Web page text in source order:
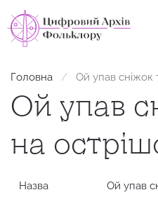
Головна Ой упав сніжок
Ой упав
на
Назва Ой упав